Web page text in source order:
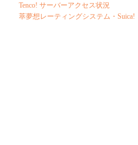
Tenco! サーバーアクセス状況
萃夢想レーティングシステム・Suica!